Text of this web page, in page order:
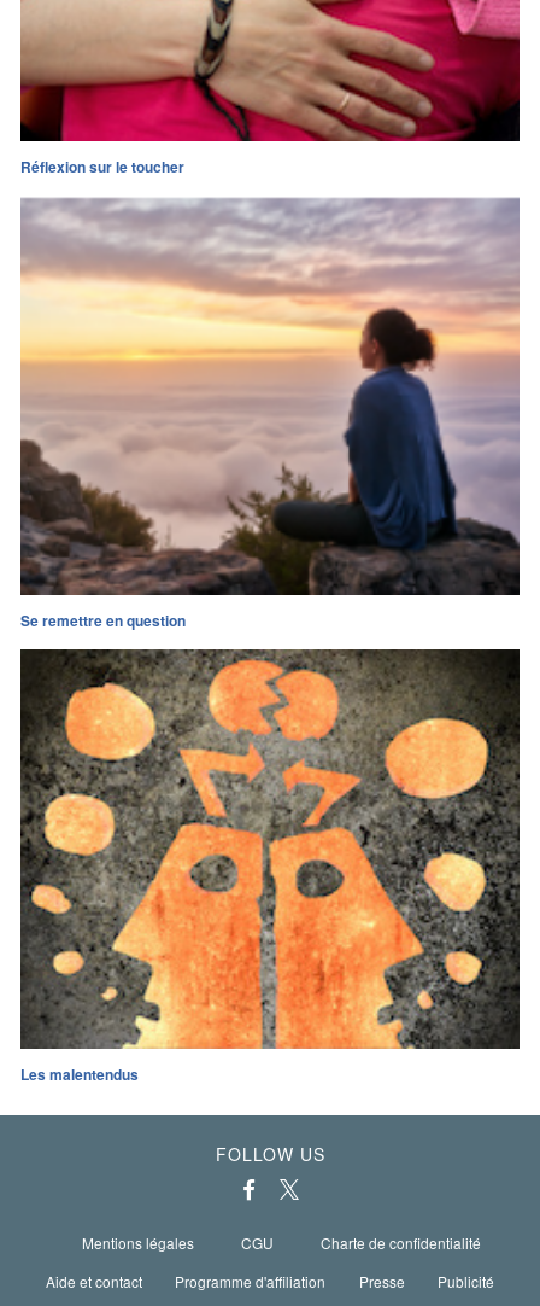
Réflexion sur le toucher
Se remettre en question
Les malentendus
FOLLOW US
Mentions légales CGU
Charte de confidentialité
Aide et contact
Programme d'affiliation Presse Publicité